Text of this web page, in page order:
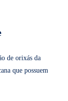
de orixás da
que possuem